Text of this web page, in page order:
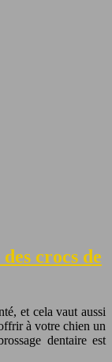
crocs de
et cela vaut aussi
à votre chien un
dentaire est